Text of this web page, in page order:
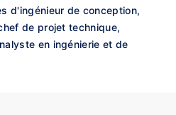
d'ingénieur de conception,
de projet technique,
en ingénierie et de